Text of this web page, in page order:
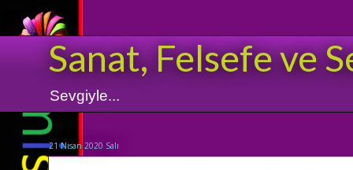
Sanat, Felsefe ve
Sevgiyle...
21 Nisan 2020 Salı